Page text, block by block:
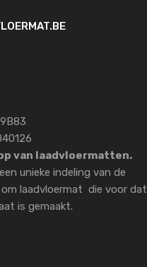
van laadvloermatten.
unieke indeling van de
laadvloermat die voor dat
is gemaakt.